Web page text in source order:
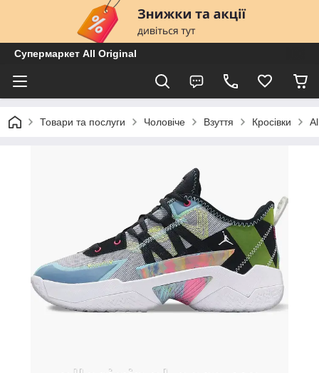
Супермаркет All Original
Товари та послуги Чоловіче Взуття Кросівки